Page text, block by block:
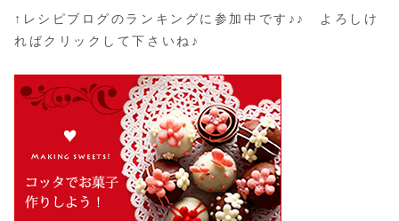
↑レシピブログのランキングに参加中です♪♪ よろしけ
ればクリックして下さいね♪